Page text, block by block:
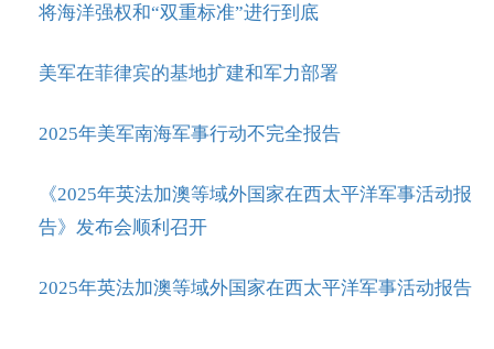
将海洋强权和“双重标准”进行到底
美军在菲律宾的基地扩建和军力部署
2025年美军南海军事行动不完全报告
《2025年英法加澳等域外国家在西太平洋军事活动报
告》发布会顺利召开
2025年英法加澳等域外国家在西太平洋军事活动报告